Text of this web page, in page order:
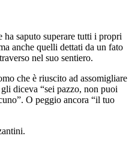
ha saputo superare tutti i propri
anche quelli dettati da un fato
nel suo sentiero.
che è riuscito ad assomigliare
diceva “sei pazzo, non puoi
O peggio ancora “il tuo